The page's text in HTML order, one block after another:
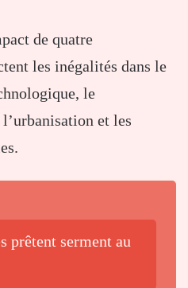
de quatre
les inégalités dans le
le
et les
prêtent serment au